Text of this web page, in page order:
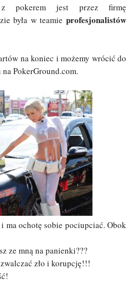
pokerem jest przez firmę
była w teamie profesjonalistów
na koniec i możemy wrócić do
PokerGround.com.
ma ochotę sobie pociupciać. Obok
ze mną na panienki???
zło i korupcję!!!